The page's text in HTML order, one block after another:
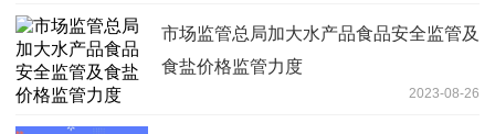
市场监管总局加大水产品食品安全监管及
食盐价格监管力度
2023-08-26